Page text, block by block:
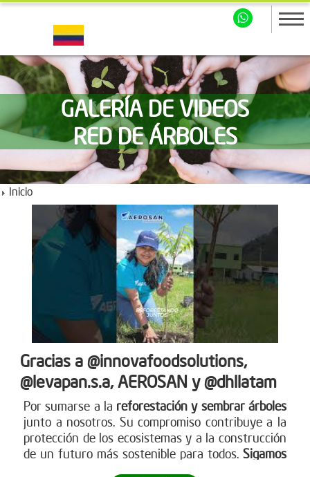
GALERÍA DE VIDEOS
RED DE ÁRBOLES
Inicio
Gracias a @innovafoodsolutions,
@levapan.s.a, AEROSAN y @dhllatam
Por sumarse a la reforestación y sembrar árboles
junto a nosotros. Su compromiso contribuye a la
protección de los ecosistemas y a la construcción
de un futuro más sostenible para todos.Sigamos